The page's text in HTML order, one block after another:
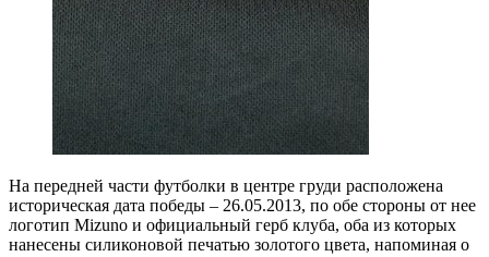
На передней части футболки в центре груди расположена
историческая дата победы – 26.05.2013, по обе стороны от нее
логотип Mizuno и официальный герб клуба, оба из которых
нанесены силиконовой печатью золотого цвета, напоминая о